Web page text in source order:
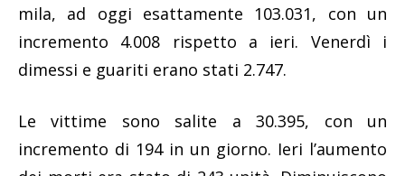
mila, ad oggi esattamente 103.031, con un
incremento 4.008 rispetto a ieri. Venerdì i
dimessi e guariti erano stati 2.747.
Le vittime sono salite a 30.395, con un
incremento di 194 in un giorno. Ieri l’aumento